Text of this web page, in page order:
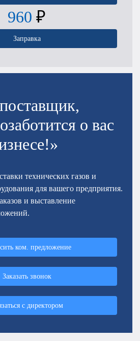
960 ₽
Заправка
о вас
технических газов и
для вашего предприятия.
и выставление
ком. предложение
Заказать звонок
с директором